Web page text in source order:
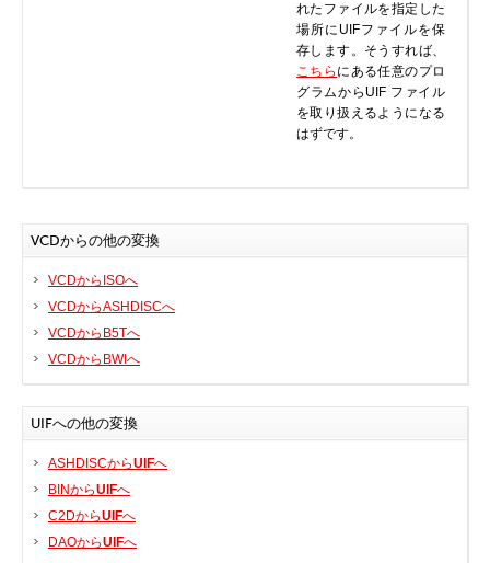
デジタルカメラ、インターネット
DVD /ブルーレイ・プレーヤー
ファームウェア
グラフィックカード
HDD, SSD, NAS, USB
ジョイスティック、ゲームパッド
携帯電話
モニター
マザーボード
れたファイルを指定した
場所にUIFファイルを保
存します。そうすれば、
こちら にある任意のプロ
グラムからUIF ファイル
を取り扱えるようになる
はずです。
VCDからの他の変換
VCDからISOへ
VCDからASHDISCへ
VCDからB5Tへ
VCDからBWIへ
UIFへの他の変換
ASHDISCからUIFへ
BINからUIFへ
C2DからUIFへ
DAOからUIFへ